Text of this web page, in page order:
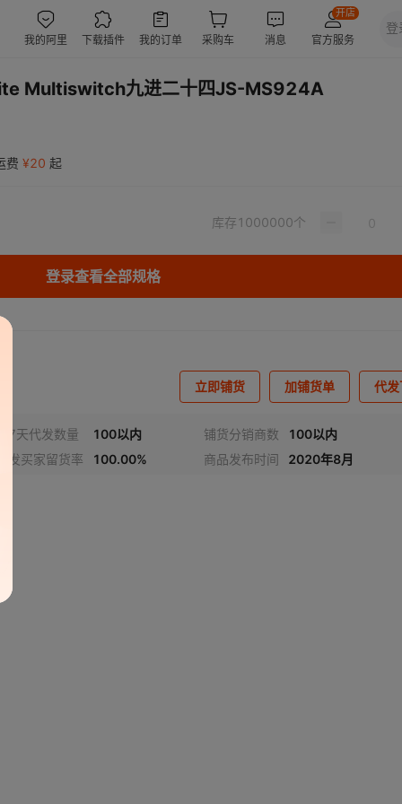
Multiswitch九进二十四JS-MS924A
费 ¥20 起
库存1000000个
登录查看全部规格
立即铺货 加铺货单 代
近7天代发数量 100以内 铺货分销商数
100以内
代发买家留货率 100.00% 商品发布时间 2020年8月